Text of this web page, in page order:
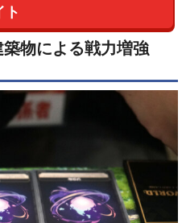
ト
物による戦力増強